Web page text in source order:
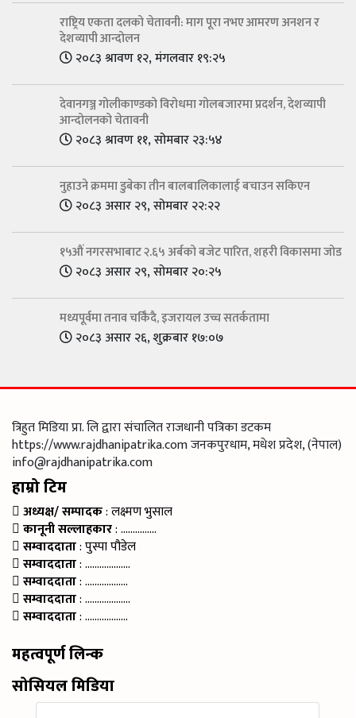
राष्ट्रिय एकता दलको चेतावनी: माग पूरा नभए आमरण अनशन र
देशव्यापी आन्दोलन
२०८३ श्रावण १२, मंगलवार १९:२५
देवानगञ्ज गोलीकाण्डको विरोधमा गोलबजारमा प्रदर्शन, देशव्यापी
आन्दोलनको चेतावनी
२०८३ श्रावण ११, सोमबार २३:५४
नुहाउने क्रममा डुबेका तीन बालबालिकालाई बचाउन सकिएन
२०८३ असार २९, सोमबार २२:२२
१५औं नगरसभाबाट २.६५ अर्बको बजेट पारित, शहरी विकासमा जोड
२०८३ असार २९, सोमबार २०:२५
मध्यपूर्वमा तनाव चर्किँदै, इजरायल उच्च सतर्कतामा
२०८३ असार २६, शुक्रबार १७:०७
त्रिहुत मिडिया प्रा. लि द्वारा संचालित राजधानी पत्रिका डटकम
https://www.rajdhanipatrika.com जनकपुरधाम, मधेश प्रदेश, (नेपाल)
info@rajdhanipatrika.com
हाम्रो टिम
अध्यक्ष/ सम्पादक: लक्ष्मण भुसाल
कानूनी सल्लाहकार: ……………
सम्वाददाता: पुस्पा पौडेल
सम्वाददाता: ……………….
सम्वाददाता: ………………
सम्वाददाता: ……………….
सम्वाददाता: ………………
महत्वपूर्ण लिन्क
सोसियल मिडिया